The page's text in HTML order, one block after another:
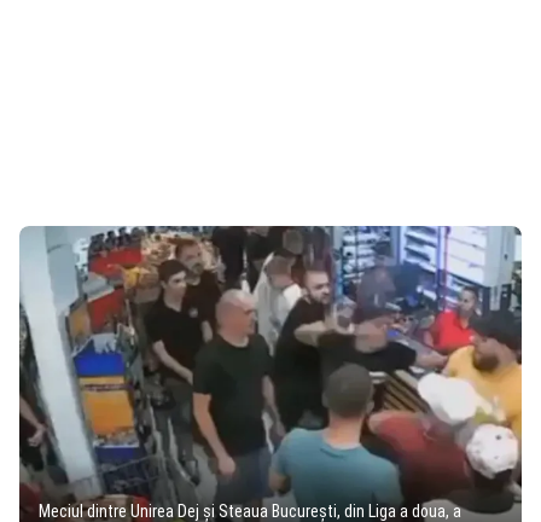
Meciul dintre Unirea Dej şi Steaua Bucureşti, din Liga a doua, a